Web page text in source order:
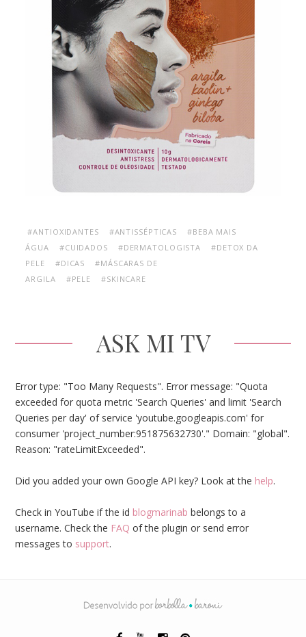
#ANTIOXIDANTES #ANTISSÉPTICAS
#BEBA MAIS
ÁGUA
#CUIDADOS #DERMATOLOGISTA
#DETOX DA
PELE
#DICAS
#MÁSCARAS DE
ARGILA
#PELE #SKINCARE
ASK MI TV
Error type: "Too Many Requests". Error message: "Quota
exceeded for quota metric 'Search Queries' and limit 'Search
Queries per day' of service 'youtube.googleapis.com' for
consumer 'project_number:951875632730'." Domain: "global".
Reason: "rateLimitExceeded".
Did you added your own Google API key? Look at the help.
Check in YouTube if the id blogmarinab belongs to a
username. Check the FAQ of the plugin or send error
messages to support.